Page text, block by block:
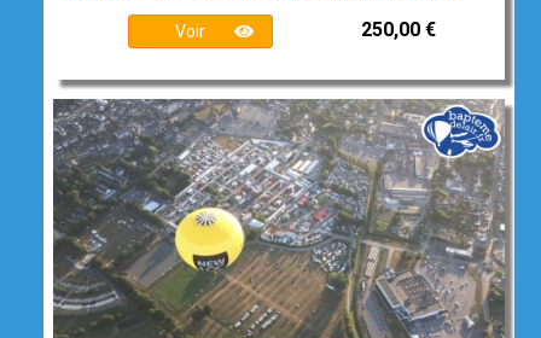
Voir 250,00 €